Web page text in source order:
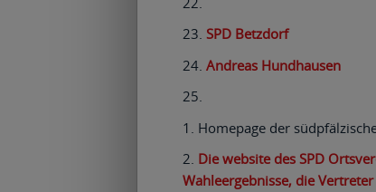
SPD Betzdorf
Andreas Hundhausen
Homepage der
Die website des SPD
Wahleergebnisse, die